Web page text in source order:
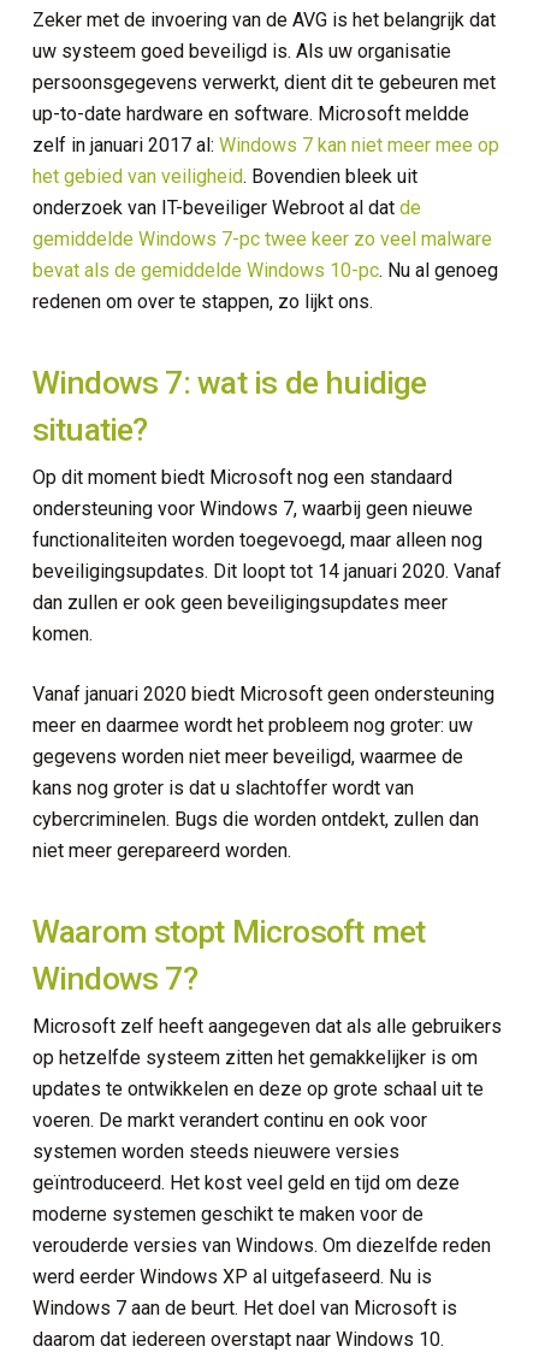
Zeker met de invoering van de AVG is het belangrijk dat
uw systeem goed beveiligd is. Als uw organisatie
persoonsgegevens verwerkt, dient dit te gebeuren met
up-to-date hardware en software. Microsoft meldde
zelf in januari 2017 al: Windows 7 kan niet meer mee op
het gebied van veiligheid. Bovendien bleek uit
onderzoek van IT-beveiliger Webroot al dat de
gemiddelde Windows 7-pc twee keer zo veel malware
bevat als de gemiddelde Windows 10-pc. Nu al genoeg
redenen om over te stappen, zo lijkt ons.
Windows 7: wat is de huidige
situatie?
Op dit moment biedt Microsoft nog een standaard
ondersteuning voor Windows 7, waarbij geen nieuwe
functionaliteiten worden toegevoegd, maar alleen nog
beveiligingsupdates. Dit loopt tot 14 januari 2020. Vanaf
dan zullen er ook geen beveiligingsupdates meer
komen.
Vanaf januari 2020 biedt Microsoft geen ondersteuning
meer en daarmee wordt het probleem nog groter: uw
gegevens worden niet meer beveiligd, waarmee de
kans nog groter is dat u slachtoffer wordt van
cybercriminelen. Bugs die worden ontdekt, zullen dan
niet meer gerepareerd worden.
Waarom stopt Microsoft met
Windows 7?
Microsoft zelf heeft aangegeven dat als alle gebruikers
op hetzelfde systeem zitten het gemakkelijker is om
updates te ontwikkelen en deze op grote schaal uit te
voeren. De markt verandert continu en ook voor
systemen worden steeds nieuwere versies
geïntroduceerd. Het kost veel geld en tijd om deze
moderne systemen geschikt te maken voor de
verouderde versies van Windows. Om diezelfde reden
werd eerder Windows XP al uitgefaseerd. Nu is
Windows 7 aan de beurt. Het doel van Microsoft is
daarom dat iedereen overstapt naar Windows 10.